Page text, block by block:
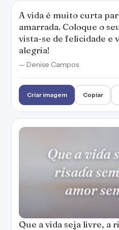
A vida é muito curta
amarrada. Coloque o
vista-se de felicidade e
alegria!
— Denise Campos
Criar imagem Copiar
Que a vida seja livre, a